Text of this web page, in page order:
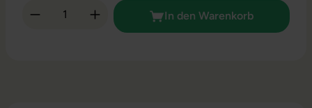
Produkt Anzahl: Gib den gewünschten
In den Warenkorb